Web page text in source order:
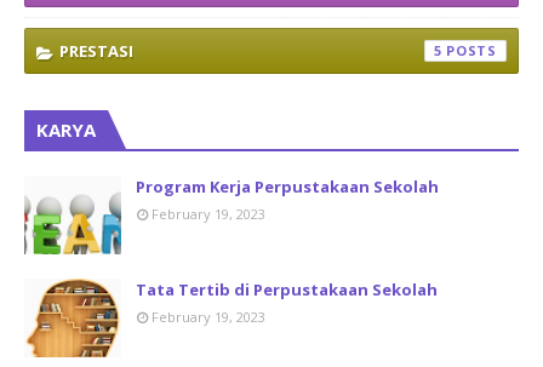
PRESTASI 5
KARYA
Program Kerja Perpustakaan Sekolah
February 19, 2023
Tata Tertib di Perpustakaan Sekolah
February 19, 2023